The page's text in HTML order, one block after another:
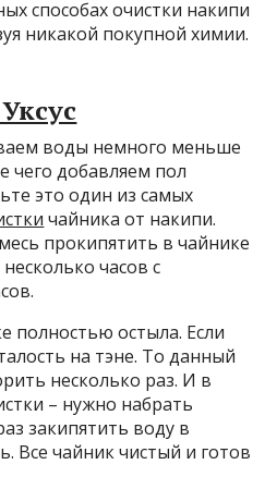
способах очистки накипи
никакой покупной химии.
воды немного меньше
чего добавляем пол
это один из самых
чайника от накипи.
прокипятить в чайнике
часов с
полностью остыла. Если
на тэне. То данный
несколько раз. И в
– нужно набрать
закипятить воду в
Все чайник чистый и готов